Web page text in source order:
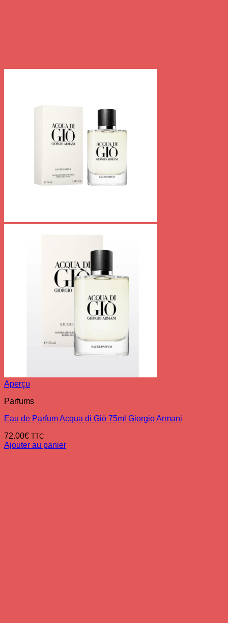
Aperçu
Parfums
Eau de Parfum Acqua di Giò 75ml Giorgio Armani
72.00€ TTC
Ajouter au panier